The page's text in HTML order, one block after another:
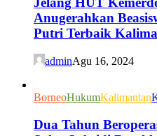
Anugerahkan
Putri Terbaik
adminAgu 16, 2024
BorneoHukumKalimantan
Dua Tahun